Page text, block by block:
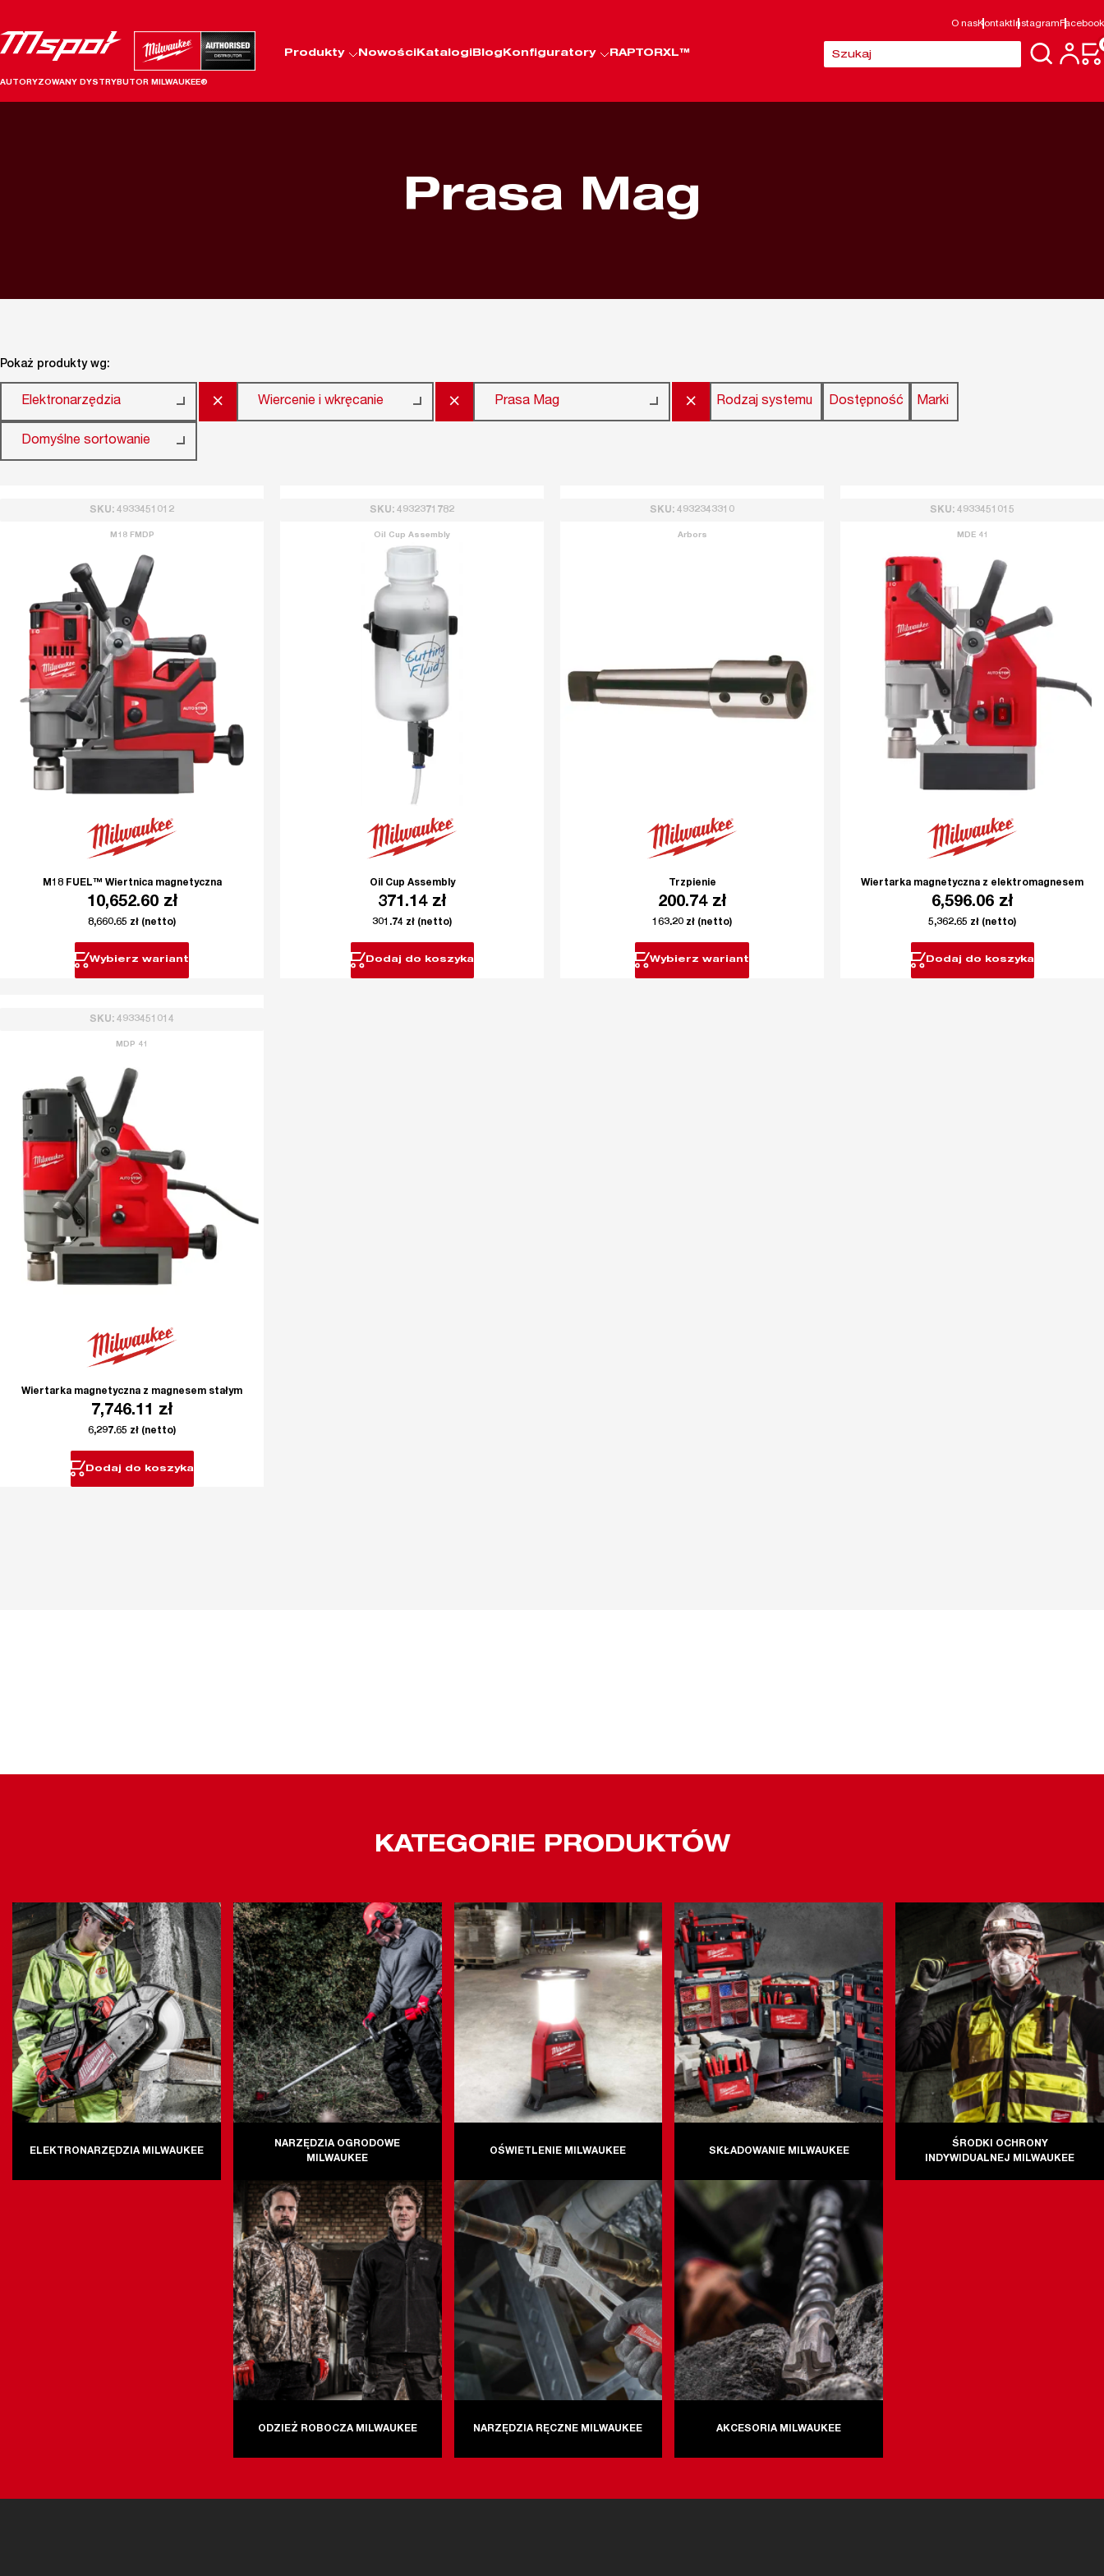
O nasKontakt Instagram Facebook
AUTORYZOWANY DYSTRYBUTOR MILWAUKEE®
Produkty NowościKatalogiBlogKonfiguratory RAPTORXL™
Prasa Mag
Pokaż produkty wg:
Elektronarzędzia × Wiercenie i wkręcanie × Prasa Mag × Rodzaj systemu Dostępność Marki
Domyślne sortowanie
SKU: 4933451012
M18 FMDP
M18 FUEL™ Wiertnica magnetyczna
10,652.60 zł
8,660.65 zł (netto)
Wybierz wariant
SKU: 4932371782
Oil Cup Assembly
Oil Cup Assembly
371.14 zł
301.74 zł (netto)
Dodaj do koszyka
SKU: 4932343310
Arbors
Trzpienie
200.74 zł
163.20 zł (netto)
Wybierz wariant
SKU: 4933451015
MDE 41
Wiertarka magnetyczna z elektromagnesem
6,596.06 zł
5,362.65 zł (netto)
Dodaj do koszyka
SKU: 4933451014
MDP 41
Wiertarka magnetyczna z magnesem stałym
7,746.11 zł
6,297.65 zł (netto)
Dodaj do koszyka
KATEGORIE PRODUKTÓW
ELEKTRONARZĘDZIA MILWAUKEE
NARZĘDZIA OGRODOWE
MILWAUKEE
OŚWIETLENIE MILWAUKEE SKŁADOWANIE MILWAUKEE
ŚRODKI OCHRONY
INDYWIDUALNEJ MILWAUKEE
ODZIEŻ ROBOCZA MILWAUKEE NARZĘDZIA RĘCZNE MILWAUKEE AKCESORIA MILWAUKEE